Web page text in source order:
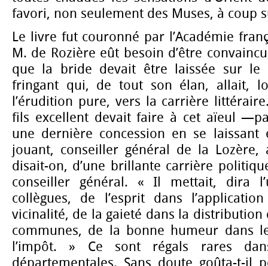
favori, non seulement des Muses, à coup
Le livre fut couronné par l’Académie
M. de Rozière eût besoin d’être
que la bride devait être laissée sur le
fringant qui, de tout son élan, allait,
l’érudition pure, vers la carrière
fils excellent devait faire à cet aïeul
une dernière concession en se
jouant, conseiller général de la Lozère,
disait-on, d’une brillante carrière
conseiller général. « Il mettait, dira
collègues, de l’esprit dans
vicinalité, de la gaieté dans la distribution
communes, de la bonne humeur dans
l’impôt. » Ce sont régals rares
départementales. Sans doute goûta-t-il